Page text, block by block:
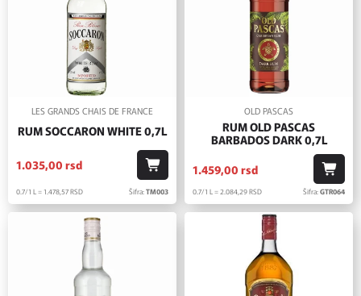
LES GRANDS CHAIS DE FRANCE
RUM SOCCARON WHITE 0,7L
1.035,00 rsd
0.7/1 L = 1.478,57RSD Šifra:TM003
OLD PASCAS
RUM OLD PASCAS
BARBADOS DARK 0,7L
1.459,00 rsd
0.7/1 L = 2.084,29RSD Šifra:GTR064